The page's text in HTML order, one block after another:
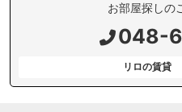
お部屋探しの
048-
リロの賃貸